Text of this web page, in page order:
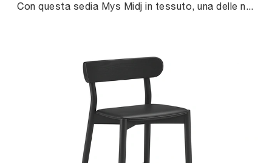
Con questa sedia Mys Midj in tessuto, una delle nostre sedute fisse design, potrai completare i tuoi locali.